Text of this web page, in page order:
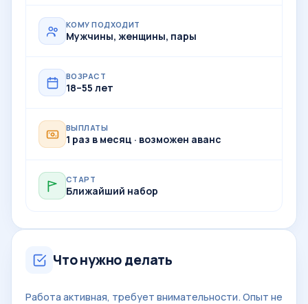
КОМУ ПОДХОДИТ
Мужчины, женщины, пары
ВОЗРАСТ
18–55 лет
ВЫПЛАТЫ
1 раз в месяц · возможен аванс
СТАРТ
Ближайший набор
Что нужно делать
Работа активная, требует внимательности. Опыт не